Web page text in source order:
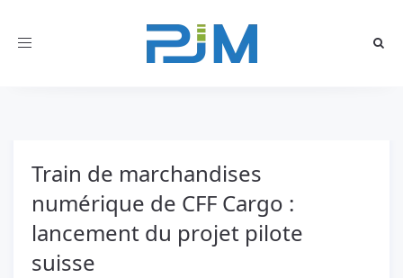
Toggle
Train de marchandises
numérique de CFF Cargo :
lancement du projet pilote
suisse